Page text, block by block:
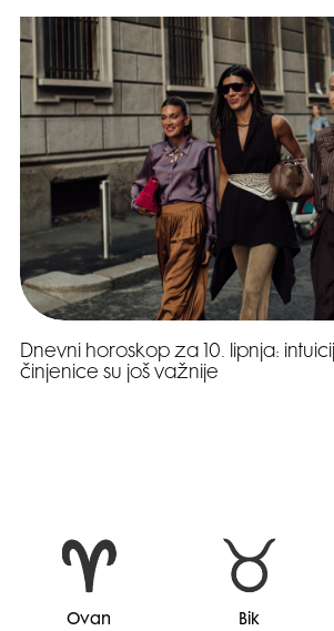
Dnevni horoskop za 10. lipnja:
činjenice su još važnije
Ovan Bik